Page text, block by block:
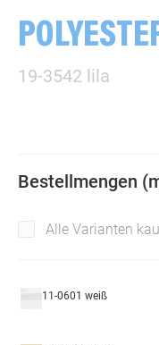
19-3542 lila
Bestellmengen
Alle Varianten
11-0601 weiß